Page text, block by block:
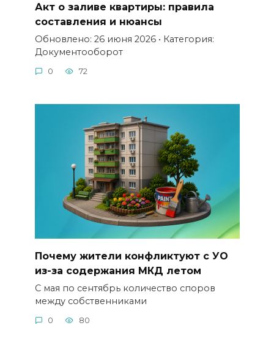
Акт о заливе квартиры: правила
составления и нюансы
Обновлено: 26 июня 2026 • Категория:
Документооборот
0 72
Почему жители конфликтуют с УО
из-за содержания МКД летом
С мая по сентябрь количество споров
между собственниками
0 80